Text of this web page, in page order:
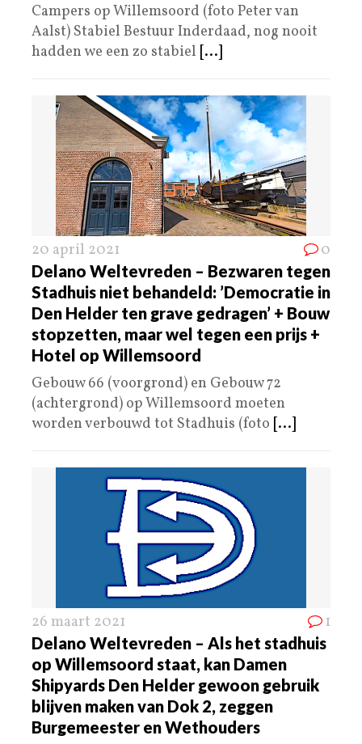
Campers op Willemsoord (foto Peter van
Aalst) Stabiel Bestuur Inderdaad, nog nooit
hadden we een zo stabiel [...]
20 april 2021 0
Delano Weltevreden – Bezwaren tegen
Stadhuis niet behandeld: ’Democratie in
Den Helder ten grave gedragen’ + Bouw
stopzetten, maar wel tegen een prijs +
Hotel op Willemsoord
Gebouw 66 (voorgrond) en Gebouw 72
(achtergrond) op Willemsoord moeten
worden verbouwd tot Stadhuis (foto [...]
26 maart 2021 1
Delano Weltevreden – Als het stadhuis
op Willemsoord staat, kan Damen
Shipyards Den Helder gewoon gebruik
blijven maken van Dok 2, zeggen
Burgemeester en Wethouders